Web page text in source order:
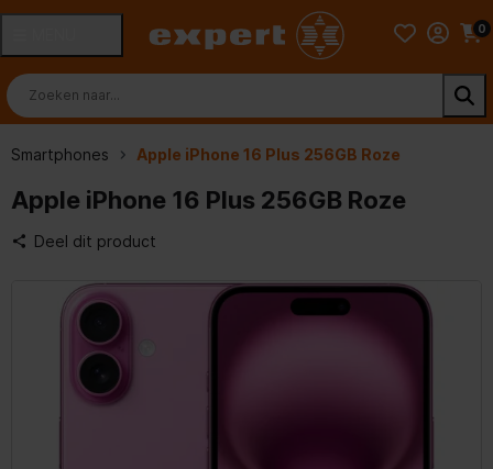
0
Smartphones Apple iPhone 16 Plus 256GB Roze
Apple iPhone 16 Plus 256GB Roze
Deel dit product